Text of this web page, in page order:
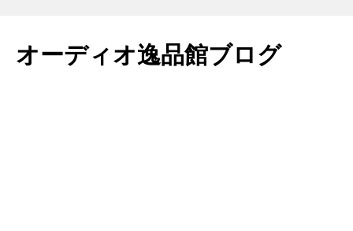
テ
ン
オーディオ逸品館ブログ